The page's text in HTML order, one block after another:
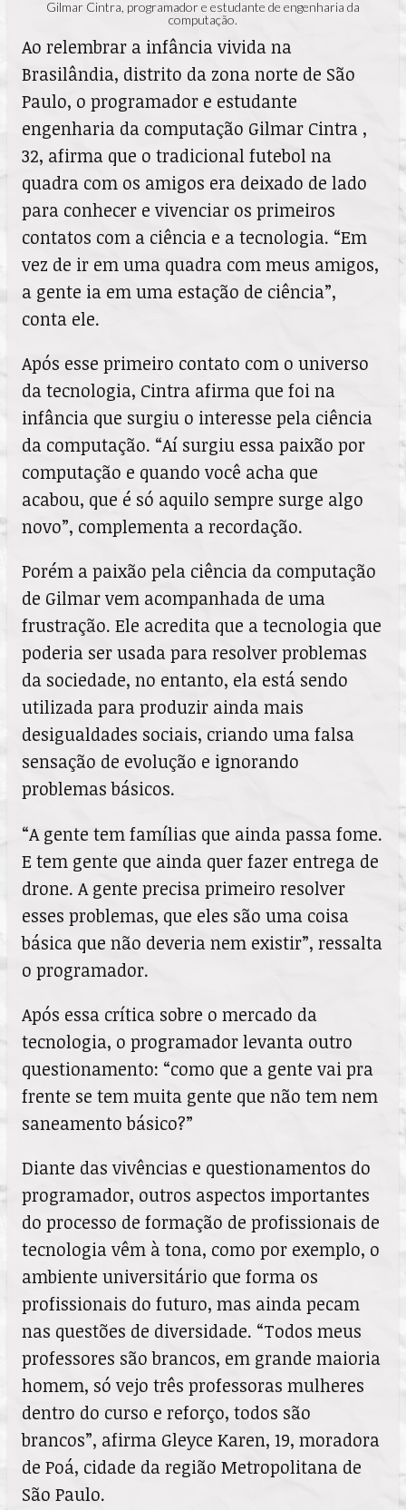
Gilmar Cintra, programador e estudante de engenharia da
computação.
Ao relembrar a infância vivida na
Brasilândia, distrito da zona norte de São
Paulo, o programador e estudante
engenharia da computação Gilmar Cintra ,
32, afirma que o tradicional futebol na
quadra com os amigos era deixado de lado
para conhecer e vivenciar os primeiros
contatos com a ciência e a tecnologia. “Em
vez de ir em uma quadra com meus amigos,
a gente ia em uma estação de ciência”,
conta ele.
Após esse primeiro contato com o universo
da tecnologia, Cintra afirma que foi na
infância que surgiu o interesse pela ciência
da computação. “Aí surgiu essa paixão por
computação e quando você acha que
acabou, que é só aquilo sempre surge algo
novo”, complementa a recordação.
Porém a paixão pela ciência da computação
de Gilmar vem acompanhada de uma
frustração. Ele acredita que a tecnologia que
poderia ser usada para resolver problemas
da sociedade, no entanto, ela está sendo
utilizada para produzir ainda mais
desigualdades sociais, criando uma falsa
sensação de evolução e ignorando
problemas básicos.
“A gente tem famílias que ainda passa fome.
E tem gente que ainda quer fazer entrega de
drone. A gente precisa primeiro resolver
esses problemas, que eles são uma coisa
básica que não deveria nem existir”, ressalta
o programador.
Após essa crítica sobre o mercado da
tecnologia, o programador levanta outro
questionamento: “como que a gente vai pra
frente se tem muita gente que não tem nem
saneamento básico?”
Diante das vivências e questionamentos do
programador, outros aspectos importantes
do processo de formação de profissionais de
tecnologia vêm à tona, como por exemplo, o
ambiente universitário que forma os
profissionais do futuro, mas ainda pecam
nas questões de diversidade. “Todos meus
professores são brancos, em grande maioria
homem, só vejo três professoras mulheres
dentro do curso e reforço, todos são
brancos”, afirma Gleyce Karen, 19, moradora
de Poá, cidade da região Metropolitana de
São Paulo.